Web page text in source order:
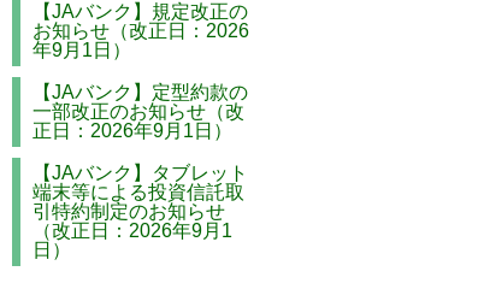
【JAバンク】規定改正の
お知らせ（改正日：2026
年9月1日）
【JAバンク】定型約款の
一部改正のお知らせ（改
正日：2026年9月1日）
【JAバンク】タブレット
端末等による投資信託取
引特約制定のお知らせ
（改正日：2026年9月1
日）